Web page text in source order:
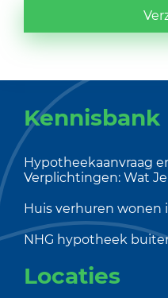
Kennisbank
Hypotheekaanvraag
Verplichtingen: Wat
Huis verhuren wonen
NHG hypotheek
Locaties